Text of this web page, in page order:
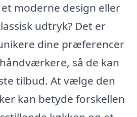
moderne design eller
udtryk? Det er
dine præferencer
så de kan
tilbud. At vælge den
kan betyde forskellen